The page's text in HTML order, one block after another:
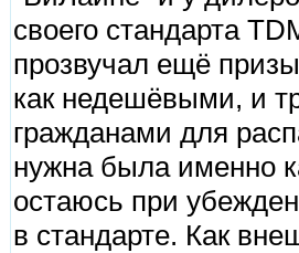
своего стандарта
прозвучал ещё
как недешёвыми, и
гражданами для
нужна была именно
остаюсь при
в стандарте. Как